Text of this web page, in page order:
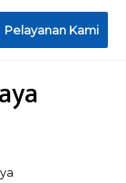
Pelayanan Kami